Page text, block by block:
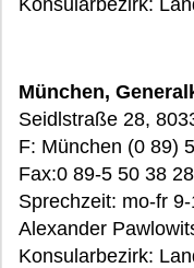
Konsularbezirk:
München,
Seidlstraße 28,
F: München (0 89)
Fax:0 89-5 50 38 28
Sprechzeit: mo-fr
Alexander
Konsularbezirk: